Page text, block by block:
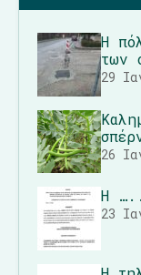
Η
των
29
26
Η
23